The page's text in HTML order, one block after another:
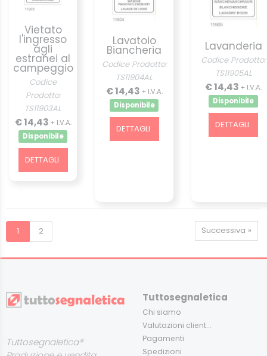
Vietato
l'ingresso
agli
estranei al
campeggio
Codice
Prodotto:
TS11903AL
€ 14,43 + I.V.A.
Disponibile
DETTAGLI
Lavatoio
Biancheria
Codice Prodotto:
TS11904AL
€ 14,43 + I.V.A.
Disponibile
DETTAGLI
Lavanderia
Codice Prodotto:
TS11905AL
€ 14,43 + I.V.A.
Disponibile
DETTAGLI
1 2 Successiva »
Tuttosegnaletica®
Tuttosegnaletica
Chi siamo
Valutazioni client...
Pagamenti
Spedizioni